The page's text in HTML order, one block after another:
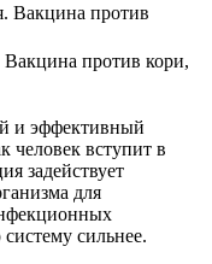
Вакцина против
против кори,
и эффективный
человек вступит в
задействует
для
сильнее.